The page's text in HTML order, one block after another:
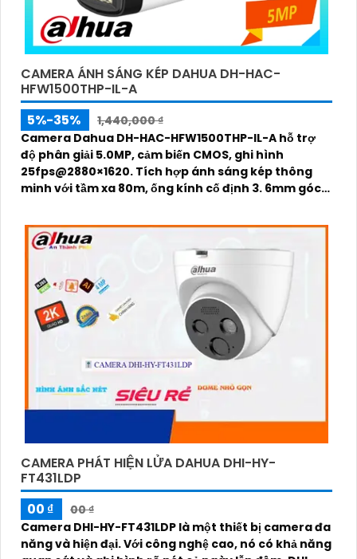
CAMERA ÁNH SÁNG KÉP DAHUA DH-HAC-
HFW1500THP-IL-A
5%-35%
1,440,000 ₫
Camera Dahua DH-HAC-HFW1500THP-IL-A hỗ trợ
độ phân giải 5.0MP, cảm biến CMOS, ghi hình
25fps@2880×1620. Tích hợp ánh sáng kép thông
minh với tầm xa 80m, ống kính cố định 3. 6mm góc
CAMERA PHÁT HIỆN LỬA DAHUA DHI-HY-
FT431LDP
00 ₫
00 ₫
Camera DHI-HY-FT431LDP là một thiết bị camera đa
năng và hiện đại. Với công nghệ cao, nó có khả năng